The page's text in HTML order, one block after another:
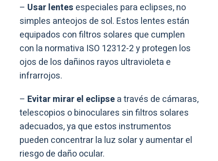
– Usar lentes especiales para eclipses, no
simples anteojos de sol. Estos lentes están
equipados con filtros solares que cumplen
con la normativa ISO 12312-2 y protegen los
ojos de los dañinos rayos ultravioleta e
infrarrojos.
– Evitar mirar el eclipsea través de cámaras,
telescopios o binoculares sin filtros solares
adecuados, ya que estos instrumentos
pueden concentrar la luz solar y aumentar el
riesgo de daño ocular.